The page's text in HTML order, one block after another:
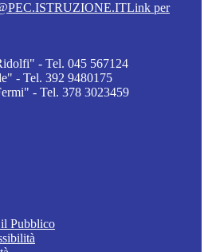
Link per
- Tel. 045 567124
- Tel. 392 9480175
- Tel. 378 3023459
Pubblico